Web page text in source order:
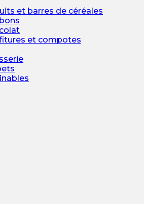
et barres de céréales
et compotes